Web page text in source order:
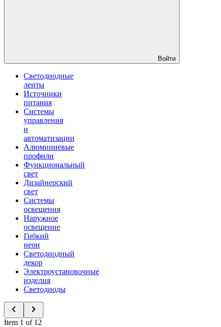
Войти
Светодиодные
ленты
Источники
питания
Системы
управления
и
автоматизации
Алюминиевые
профили
Функциональный
свет
Дизайнерский
свет
Системы
освещения
Наружное
освещение
Гибкий
неон
Светодиодный
декор
Электроустановочные
изделия
Светодиоды
Item 1 of 12